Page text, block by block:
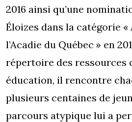
2016 ainsi qu’une
Éloizes dans la catégorie
l’Acadie du Québec » en
répertoire des ressources
éducation, il rencontre
plusieurs centaines de
parcours atypique lui a